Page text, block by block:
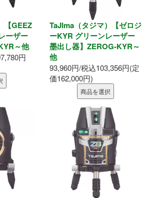
【GEEZ
ーザー
～他
円
TaJIma（タジマ）【ゼロジ
ーKYR グリーンレーザー
墨出し器】ZEROG-KYR～
他
93,960円/税込103,356円(定
価162,000円)
商品を選択